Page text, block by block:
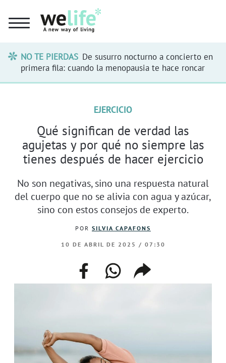
NO TE PIERDAS De susurro nocturno a concierto en
primera fila: cuando la menopausia te hace roncar
EJERCICIO
Qué significan de verdad las
agujetas y por qué no siempre las
tienes después de hacer ejercicio
No son negativas, sino una respuesta natural
del cuerpo que no se alivia con agua y azúcar,
sino con estos consejos de experto.
POR SILVIA CAPAFONS
10 DE ABRIL DE 2025 / 07:30
facebookwhatsappcompartir
enlace